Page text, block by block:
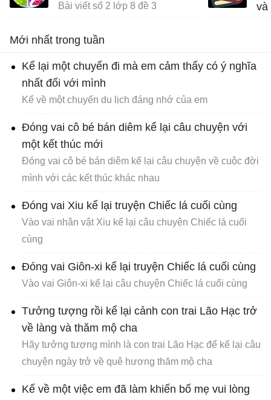
Bài viết số 2 lớp 8 đề 3 và
Mới nhất trong tuần
Kể lại một chuyến đi mà em cảm thấy có ý nghĩa
nhất đối với mình
Kể về một chuyến du lịch đáng nhớ của em
Đóng vai cô bé bán diêm kể lại câu chuyện với
một kết thúc mới
Đóng vai cô bé bán diêm kể lại câu chuyện về cuộc đời
mình với các kết thúc khác nhau
Đóng vai Xiu kể lại truyện Chiếc lá cuối cùng
Vào vai nhân vật Xiu kể lại câu chuyện Chiếc lá cuối
cùng
Đóng vai Giôn-xi kể lại truyện Chiếc lá cuối cùng
Vào vai Giôn-xi kể lại câu chuyện Chiếc lá cuối cùng
Tưởng tượng rồi kể lại cảnh con trai Lão Hạc trở
về làng và thăm mộ cha
Hãy tưởng tượng mình là con trai Lão Hạc để kể lại câu
chuyện ngày trở về quê hương thăm mộ cha
Kể về một việc em đã làm khiến bố mẹ vui lòng